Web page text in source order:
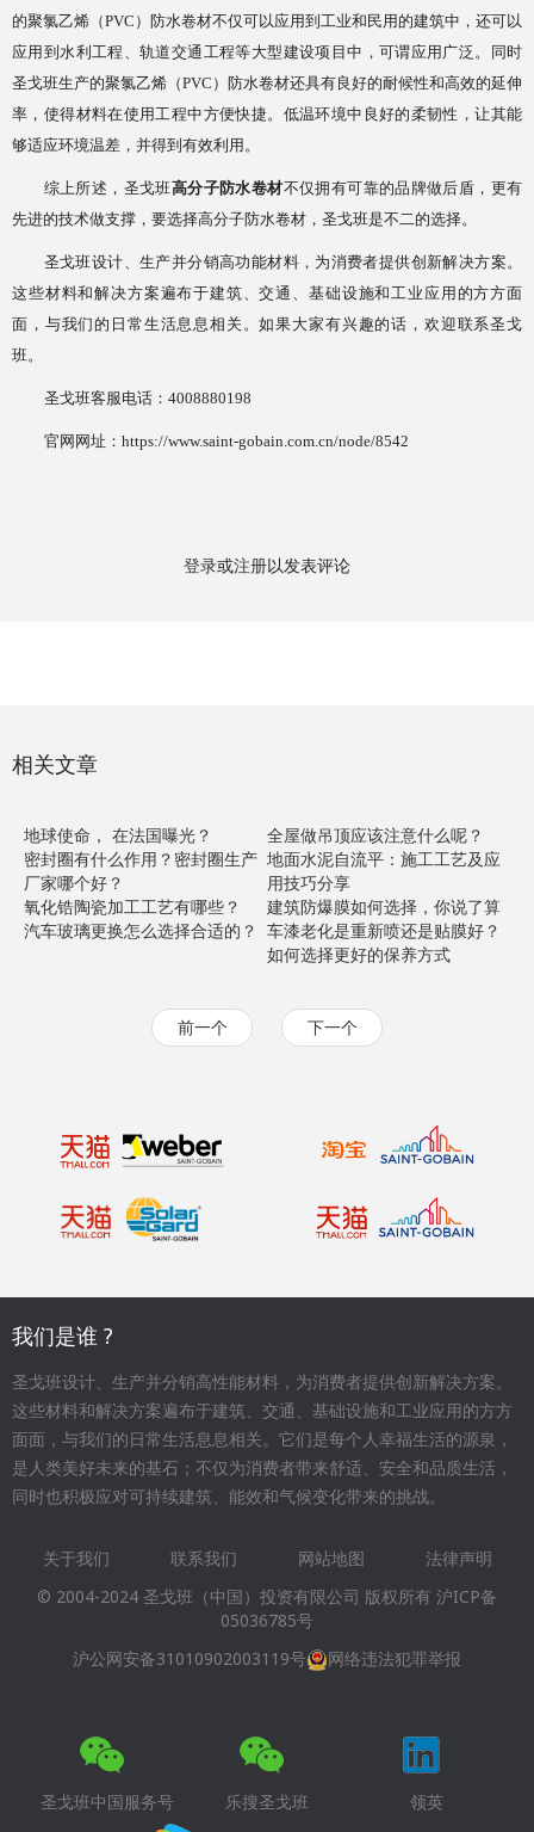
的聚氯乙烯（PVC）防水卷材不仅可以应用到工业和民用的建筑中，还可以
应用到水利工程、轨道交通工程等大型建设项目中，可谓应用广泛。同时
圣戈班生产的聚氯乙烯（PVC）防水卷材还具有良好的耐候性和高效的延伸
率，使得材料在使用工程中方便快捷。低温环境中良好的柔韧性，让其能
够适应环境温差，并得到有效利用。
综上所述，圣戈班高分子防水卷材不仅拥有可靠的品牌做后盾，更有
先进的技术做支撑，要选择高分子防水卷材，圣戈班是不二的选择。
圣戈班设计、生产并分销高功能材料，为消费者提供创新解决方案。
这些材料和解决方案遍布于建筑、交通、基础设施和工业应用的方方面
面，与我们的日常生活息息相关。如果大家有兴趣的话，欢迎联系圣戈
班。
圣戈班客服电话： 4008880198
官网网址： https://www.saint-gobain.com.cn/node/8542
登录或注册以发表评论
相关文章
地球使命， 在法国曝光？
密封圈有什么作用？密封圈生产
厂家哪个好？
氧化锆陶瓷加工工艺有哪些？
汽车玻璃更换怎么选择合适的？
全屋做吊顶应该注意什么呢？
地面水泥自流平：施工工艺及应
用技巧分享
建筑防爆膜如何选择，你说了算
车漆老化是重新喷还是贴膜好？
如何选择更好的保养方式
前一个 下一个
我们是谁 ?
圣戈班设计、生产并分销高性能材料，为消费者提供创新解决方案。
这些材料和解决方案遍布于建筑、交通、基础设施和工业应用的方方
面面，与我们的日常生活息息相关。它们是每个人幸福生活的源泉，
是人类美好未来的基石；不仅为消费者带来舒适、安全和品质生活，
同时也积极应对可持续建筑、能效和气候变化带来的挑战。
Footer
menu
关于我们 联系我们 网站地图
法律声明
© 2004-2024 圣戈班（中国）投资有限公司 版权所有 沪ICP备
05036785号
沪公网安备31010902003119号
网络违法犯罪举报
圣戈班中国服务号 乐搜圣戈班 领英